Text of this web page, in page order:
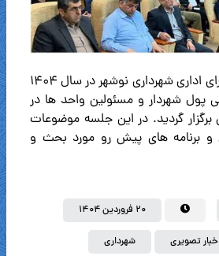
اولین نشست جلسه شورای اداری شهرداری نوشهر در سال ۱۴۰۴
پول شهردار و مسئولین واحد ها در
برگزار گردید. در این جلسه موضوعات
و برنامه های پیش رو مورد بحث و
۲۰ فروردین ۱۴۰۴
تصویری شهرداری